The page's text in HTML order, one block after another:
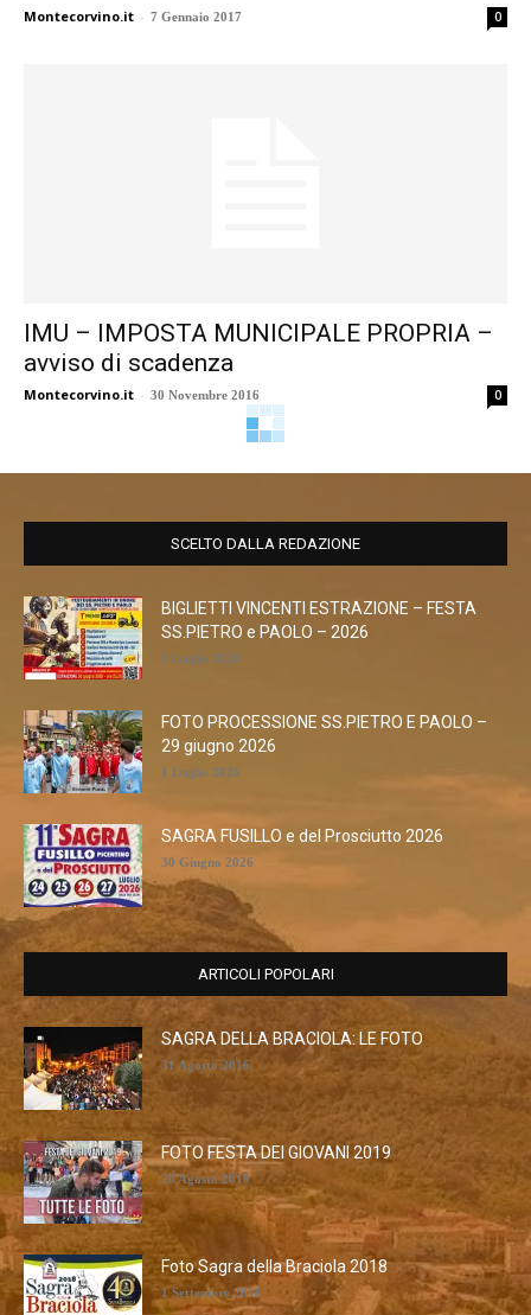
Montecorvino.it - 7 Gennaio 2017 0
IMU – IMPOSTA MUNICIPALE PROPRIA –
avviso di scadenza
Montecorvino.it - 30 Novembre 2016 0
SCELTO DALLA REDAZIONE
BIGLIETTI VINCENTI ESTRAZIONE – FESTA
SS.PIETRO e PAOLO – 2026
1 Luglio 2026
FOTO PROCESSIONE SS.PIETRO E PAOLO –
29 giugno 2026
1 Luglio 2026
SAGRA FUSILLO e del Prosciutto 2026
30 Giugno 2026
ARTICOLI POPOLARI
SAGRA DELLA BRACIOLA: LE FOTO
31 Agosto 2016
FOTO FESTA DEI GIOVANI 2019
28 Agosto 2019
Foto Sagra della Braciola 2018
1 Settembre 2018